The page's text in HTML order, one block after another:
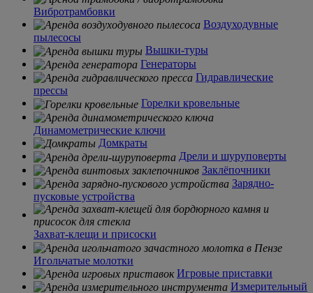
Вибротрамбовки
Воздуходувные
пылесосы
Вышки-туры
Генераторы
Гидравлические
прессы
Горелки кровельные
Динамометрические ключи
Домкраты
Дрели и шуруповерты
Заклёпочники
Зарядно-
пусковые устройства
Захват-клещи и присоски
Игольчатые молотки
Игровые приставки
Измерительный